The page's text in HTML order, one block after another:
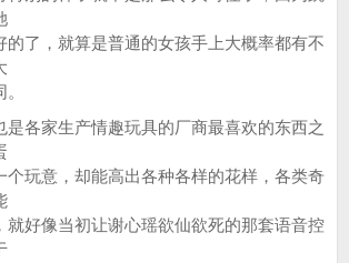
的了，就算是普通的女孩手上大概率都有不
各家生产情趣玩具的厂商最喜欢的东西之
个玩意，却能高出各种各样的花样，各类奇
就好像当初让谢心瑶欲仙欲死的那套语音控